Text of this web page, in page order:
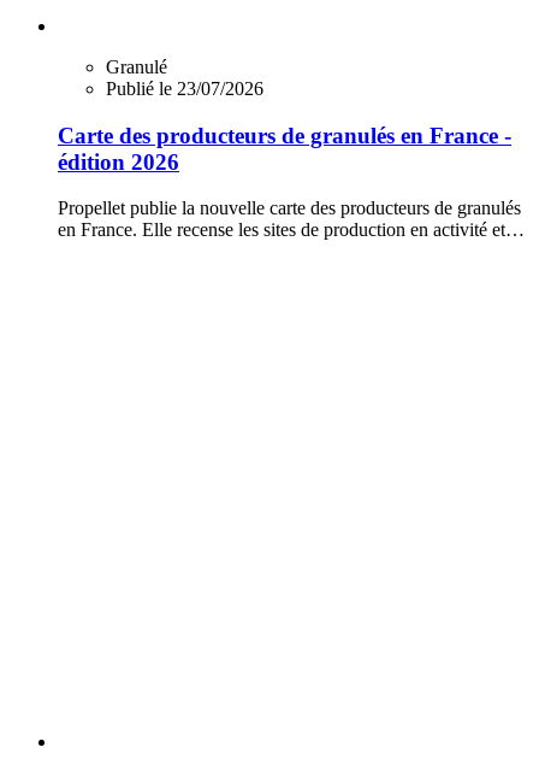
Granulé
Publié le 23/07/2026
Carte des producteurs de granulés en France -
édition 2026
Propellet publie la nouvelle carte des producteurs de granulés
en France. Elle recense les sites de production en activité et…